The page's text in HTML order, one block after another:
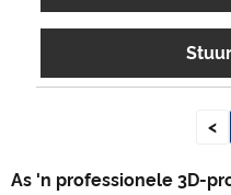
<
As 'n professionele 3D-